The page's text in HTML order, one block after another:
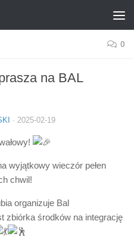
0
na BAL
· 2025-02-19
wyjątkowy wieczór pełen
chwil!
organizuje Bal
zbiórka środków na integrację